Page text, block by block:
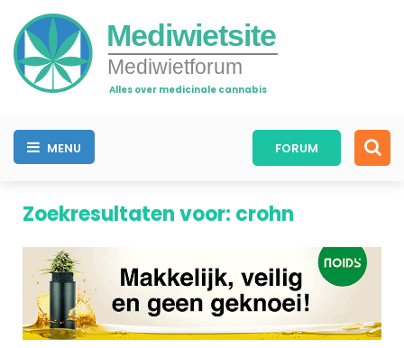
Mediwietsite
Mediwietforum
Alles over medicinale cannabis
MENU FORUM
Zoekresultaten voor: crohn
NIEUWS